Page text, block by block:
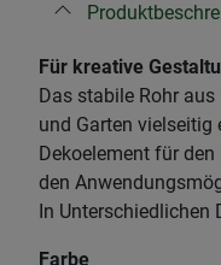
Für kreative
Das stabile Rohr
und Garten vielseitig
Dekoelement für
den
In Unterschiedlichen
Farbe